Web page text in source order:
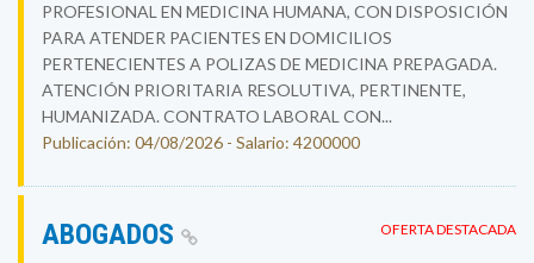
PROFESIONAL EN MEDICINA HUMANA, CON DISPOSICIÓN
PARA ATENDER PACIENTES EN DOMICILIOS
PERTENECIENTES A POLIZAS DE MEDICINA PREPAGADA.
ATENCIÓN PRIORITARIA RESOLUTIVA, PERTINENTE,
HUMANIZADA. CONTRATO LABORAL CON...
Publicación: 04/08/2026 - Salario: 4200000
OFERTA DESTACADA
ABOGADOS